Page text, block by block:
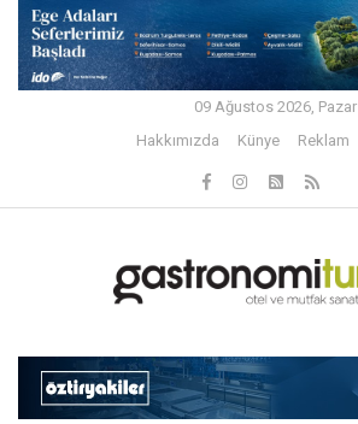
09 Ağustos 2026, Pazar
Hakkımızda
Künye Reklam